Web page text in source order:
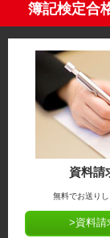
簿記検定合
資料請
無料でお送りし
>資料請